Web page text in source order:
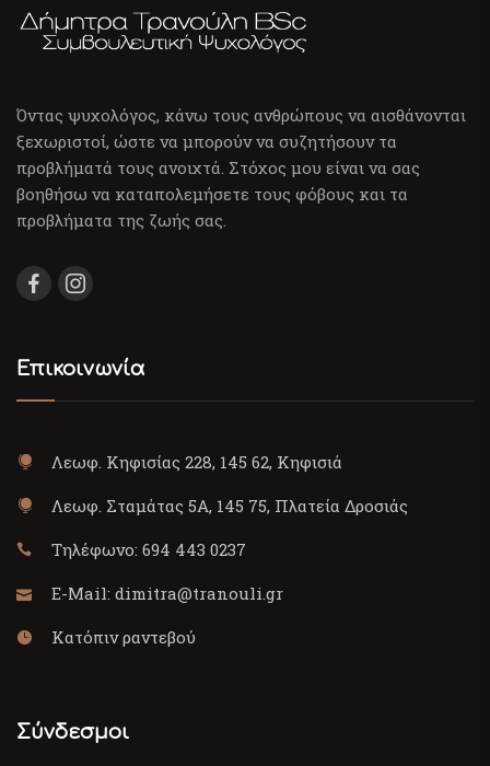
Όντας ψυχολόγος, κάνω τους ανθρώπους να αισθάνονται
ξεχωριστοί, ώστε να μπορούν να συζητήσουν τα
προβλήματά τους ανοιχτά. Στόχος μου είναι να σας
βοηθήσω να καταπολεμήσετε τους φόβους και τα
προβλήματα της ζωής σας.
Επικοινωνία
Λεωφ. Κηφισίας 228, 145 62, Κηφισιά
Λεωφ. Σταμάτας 5Α, 145 75, Πλατεία Δροσιάς
Τηλέφωνο: 694 443 0237
E-Mail: dimitra@tranouli.gr
Κατόπιν ραντεβού
Σύνδεσμοι